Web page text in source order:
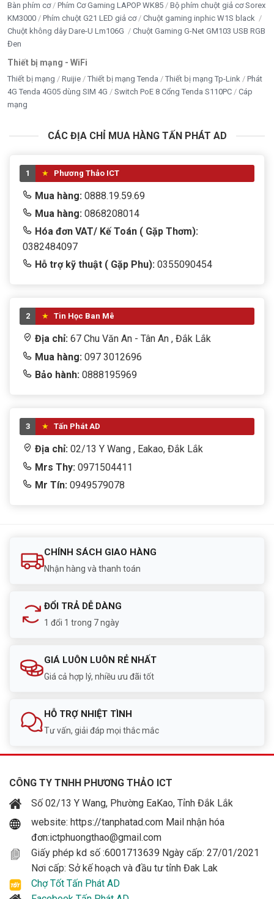
Bàn phím cơ Phím Cơ Gaming LAPOP WK85
Bộ phím chuột giả cơ Sorex
KM3000
Phím chuột G21 LED giả cơ
Chuột gaming inphic W1S black
Chuột không dây Dare-U Lm106G
Chuột Gaming G-Net GM103 USB RGB
Đen
Thiết bị mạng - WiFi
Thiết bị mạng Ruijie Thiết bị mạng Tenda Thiết bị mạng Tp-Link
Phát
4G Tenda 4G05 dùng SIM 4G
Switch PoE 8 Cổng Tenda S110PC
Cáp
mạng
CÁC ĐỊA CHỈ MUA HÀNG TẤN PHÁT AD
1 Phương Thảo ICT
Mua hàng: 0888.19.59.69
Mua hàng: 0868208014
Hóa đơn VAT/ Kế Toán ( Gặp Thơm):
0382484097
Hỗ trợ kỹ thuật ( Gặp Phu): 0355090454
2 Tin Học Ban Mê
Địa chỉ: 67 Chu Văn An - Tân An , Đắk Lắk
Mua hàng: 097 3012696
Bảo hành: 0888195969
3 Tấn Phát AD
Địa chỉ: 02/13 Y Wang , Eakao, Đắk Lắk
Mrs Thy: 0971504411
Mr Tín: 0949579078
CHÍNH SÁCH GIAO HÀNG
Nhận hàng và thanh toán
ĐỔI TRẢ DỄ DÀNG
1 đổi 1 trong 7 ngày
GIÁ LUÔN LUÔN RẺ NHẤT
Giá cả hợp lý, nhiều ưu đãi tốt
HỖ TRỢ NHIỆT TÌNH
Tư vấn, giải đáp mọi thắc mắc
CÔNG TY TNHH PHƯƠNG THẢO ICT
Số 02/13 Y Wang, Phường EaKao, Tỉnh Đắk Lắk
website: https://tanphatad.com Mail nhận hóa
đơn:ictphuongthao@gmail.com
Giấy phép kd số :6001713639 Ngày cấp: 27/01/2021
Nơi cấp: Sở kế hoạch và đầu tư tỉnh Đak Lak
Chợ Tốt Tấn Phát AD